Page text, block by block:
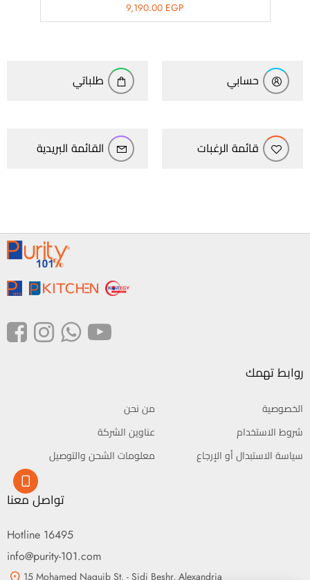
9,190.00 EGP
حسابي طلباتي
قائمة الرغبات القائمة البريدية
روابط تهمك
من نحن
الخصوصية
عناوين الشركة
شروط الاستخدام
معلومات الشحن والتوصيل
سياسة الاستبدال أو الإرجاع
تواصل معنا
Hotline 16495
info@purity-101.com
15 Mohamed Naguib St. - Sidi Beshr, Alexandria